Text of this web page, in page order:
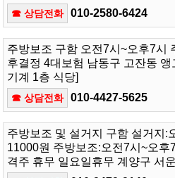
☎ 상담전화 010-2580-6424
주방보조 구함 오전7시~오후7시
후결정 4대보험 남동구 고잔동
기계 1층 식당]
☎ 상담전화 010-4427-5625
주방보조 및 설거지 구함 설거지:
11000원 주방보조:오전7시~오후
격주 휴무 일요일휴무 계양구 서